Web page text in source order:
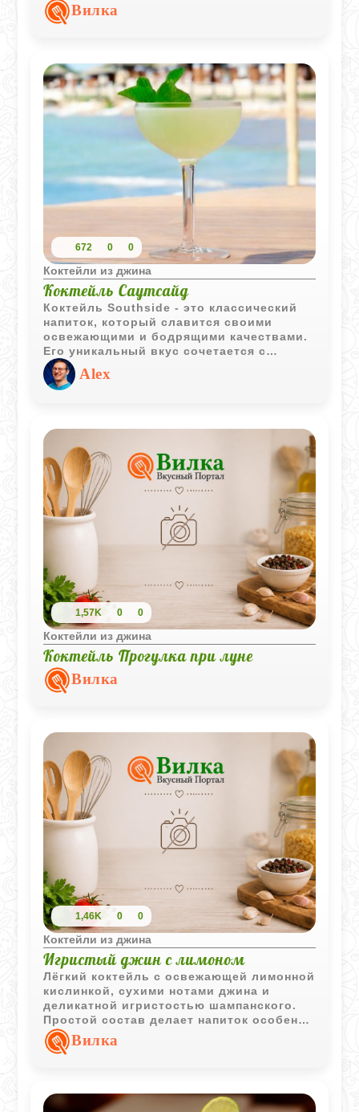
напитка и делает вкус более
выразительным.
Вилка
672 0 0
Коктейли из джина
Коктейль Саутсайд
Коктейль Southside - это классический
напиток, который славится своими
освежающими и бодрящими качествами.
Его уникальный вкус сочетается с
травяной свежестью мяты, цитрусовыми
нотками лимонного сока и ароматом
джина. Этот коктейль идеально подходит
фаворитом среди любителей коктейлей.
Alex
1,57K 0 0
Коктейли из джина
Коктейль Прогулка при луне
Вилка
1,46K 0 0
Коктейли из джина
Игристый джин с лимоном
Лёгкий коктейль с освежающей лимонной
кислинкой, сухими нотами джина и
деликатной игристостью шампанского.
Простой состав делает напиток особенно
свежим и приятным для неспешного
вечера.Вилка